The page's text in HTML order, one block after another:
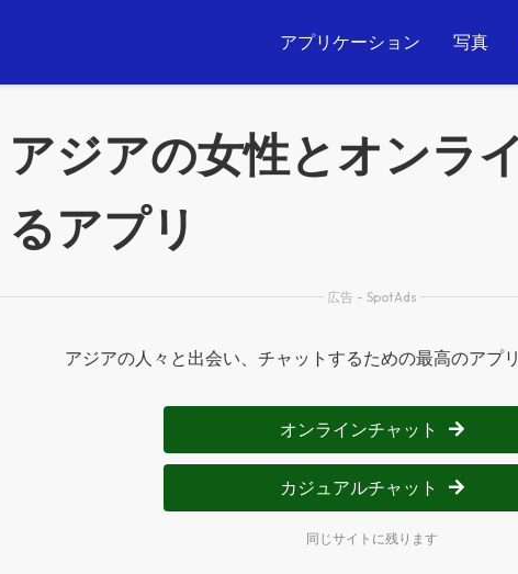
アプリケーション 写真
アジアの女性とオンラ
るアプリ
広告 - SpotAds
アジアの人々と出会い、チャットするための最高のアプ
オンラインチャット
カジュアルチャット
同じサイトに残ります